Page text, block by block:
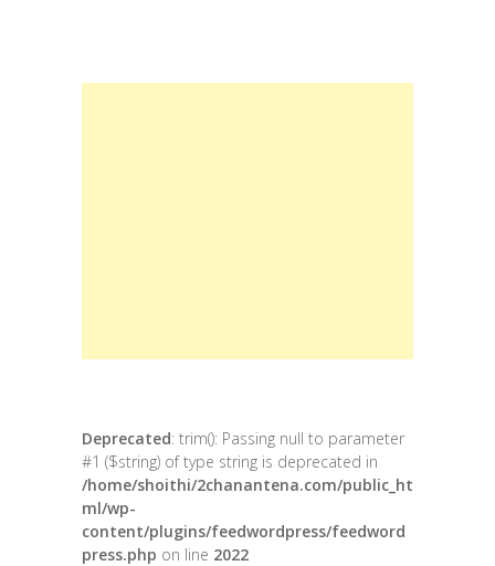
Deprecated: trim(): Passing null to parameter
#1 ($string) of type string is deprecated in
/home/shoithi/2chanantena.com/public_ht
ml/wp-
content/plugins/feedwordpress/feedword
press.php on line 2022